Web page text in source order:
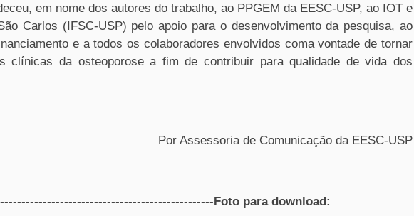
em nome dos autores do trabalho, ao PPGEM da EESC-USP, ao IOT e
Carlos (IFSC-USP) pelo apoio para o desenvolvimento da pesquisa, ao
e a todos os colaboradores envolvidos coma vontade de tornar
clínicas da osteoporose a fim de contribuir para qualidade de vida dos
Por Assessoria de Comunicação da EESC-USP
Foto para download: